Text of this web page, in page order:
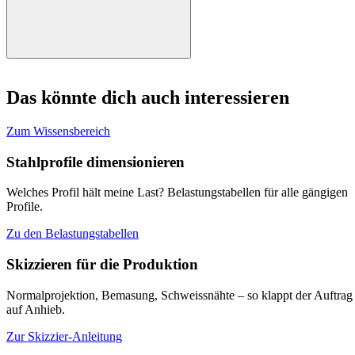
aggressiver Atmosphäre (Meeresnähe, Industriegebiet) etwas weniger,
in ländlicher Umgebung deutlich länger.
Das könnte dich auch interessieren
Zum Wissensbereich
Stahlprofile dimensionieren
Welches Profil hält meine Last? Belastungstabellen für alle gängigen
Profile.
Zu den Belastungstabellen
Skizzieren für die Produktion
Normalprojektion, Bemasung, Schweissnähte – so klappt der Auftrag
auf Anhieb.
Zur Skizzier-Anleitung